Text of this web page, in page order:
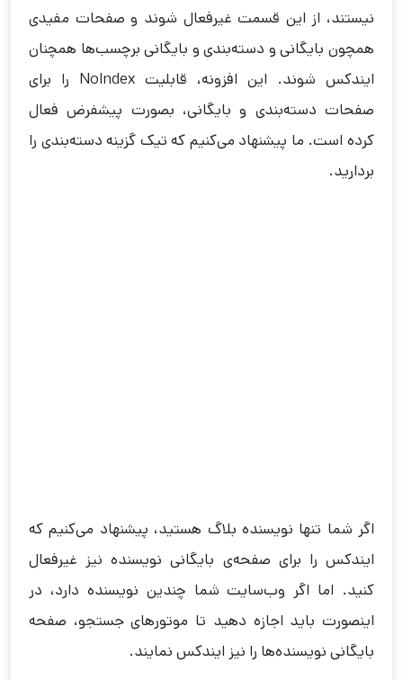
نیستند، از این قسمت غیرفعال شوند و صفحات مفیدی
همچون بایگانی و دسته‌بندی و بایگانی برچسب‌ها همچنان
ایندکس شوند. این افزونه، قابلیت NoIndex را برای
صفحات دسته‌بندی و بایگانی، بصورت پیشفرض فعال
کرده است. ما پیشنهاد می‌کنیم که تیک گزینه دسته‌بندی را
بردارید.
اگر شما تنها نویسنده بلاگ هستید، پیشنهاد می‌کنیم که
ایندکس را برای صفحه‌ی بایگانی نویسنده نیز غیرفعال
کنید. اما اگر وب‌سایت شما چندین نویسنده دارد، در
اینصورت باید اجازه دهید تا موتورهای جستجو، صفحه
بایگانی نویسنده‌ها را نیز ایندکس نمایند.